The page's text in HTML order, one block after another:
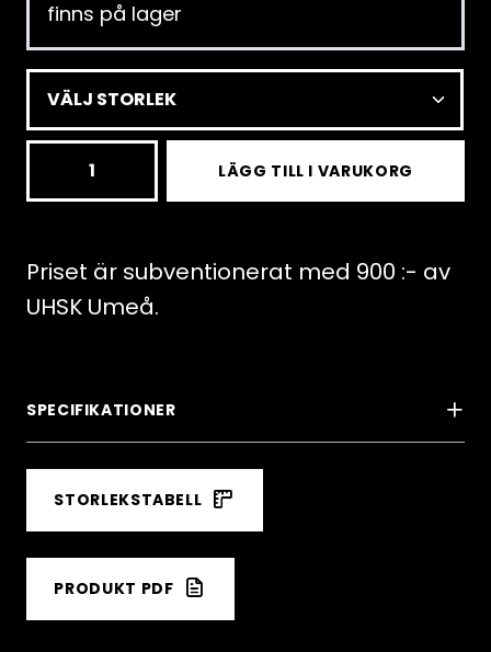
finns på lager
NO-
FIS
mängd
LÄGG TILL I VARUKORG
Priset är subventionerat med 900 :- av
UHSK Umeå.
SPECIFIKATIONER
STORLEKSTABELL
PRODUKT PDF